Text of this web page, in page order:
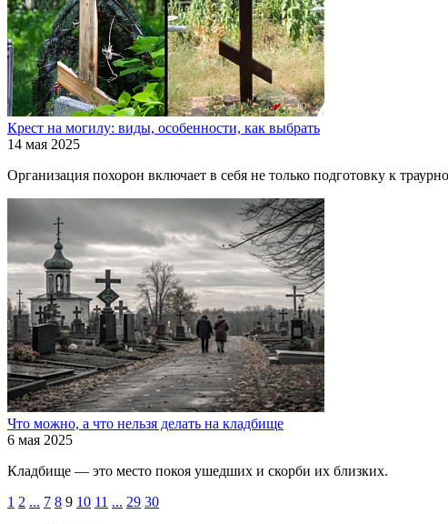
Крест на могилу: виды, особенности, как выбрать
14 мая 2025
Организация похорон включает в себя не только подготовку к
Что можно, а что нельзя делать на кладбище
6 мая 2025
Кладбище — это место покоя ушедших и скорби их близких.
1 2 ... 7 8 9 10 11 ... 29 30